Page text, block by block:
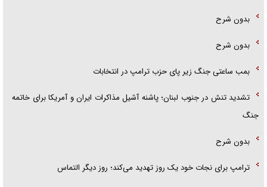
بدون شرح
بدون شرح
بمب ساعتی جنگ زیر پای حزب ترام‍پ در انتخابات
تشدید تنش در جنوب لبنان؛ پاشنه آشیل مذاکرات ایران و آمریکا برای خاتمه
جنگ
بدون شرح
ترامپ برای نجات خود یک روز تهدید می‌کند؛ روز دیگر التماس